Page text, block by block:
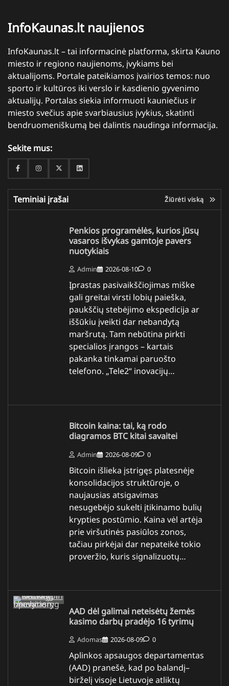
InfoKaunas.lt naujienos
InfoKaunas.lt – tai informacinė platforma, skirta Kauno
miesto ir regiono naujienoms, įvykiams bei
aktualijoms. Portale pateikiamos įvairios temos: nuo
sporto ir kultūros iki verslo ir kasdienio gyvenimo
aktualijų. Portalas siekia informuoti kauniečius ir
miesto svečius apie svarbiausius įvykius, skatinti
bendruomeniškumą bei dalintis naudinga informacija.
Sekite mus:
FacebookInstagramTwitterLinkedin
Teminiai įrašai Žiūrėti viską
Penkios programėlės, kurios jūsų
vasaros išvykas gamtoje pavers
nuotykiais
Admin 2026-08-10 0
Įprastas pasivaikščiojimas miške
gali greitai virsti lobių paieška,
paukščių stebėjimo ekspedicija ar
iššūkiu įveikti dar nebandytą
maršrutą. Tam nebūtina pirkti
specialios įrangos – kartais
pakanka tinkamai paruošto
telefono. „Tele2“ inovacijų…
Bitcoin kaina: tai, ką rodo
diagramos BTC kitai savaitei
Admin 2026-08-09 0
Bitcoin išlieka įstrigęs platesnėje
konsolidacijos struktūroje, o
naujausias atsigavimas
nesugebėjo sukelti įtikinamo bulių
krypties postūmio. Kaina vėl artėja
prie viršutinės pasiūlos zonos,
tačiau pirkėjai dar nepateikė tokio
proveržio, kuris signalizuotų…
AAD dėl galimai neteisėtų žemės
kasimo darbų pradėjo 16 tyrimų
Adomas 2026-08-09 0
Aplinkos apsaugos departamentas
(AAD) pranešė, kad po balandį–
birželį visoje Lietuvoje atliktų